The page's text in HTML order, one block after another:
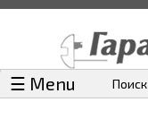
☰ Menu Поиск